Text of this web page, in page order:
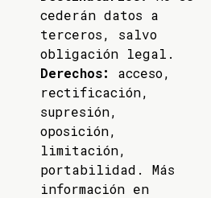
cederán datos a
terceros, salvo
obligación legal.
Derechos:
acceso,
rectificación,
supresión,
oposición,
limitación,
portabilidad. Más
información en